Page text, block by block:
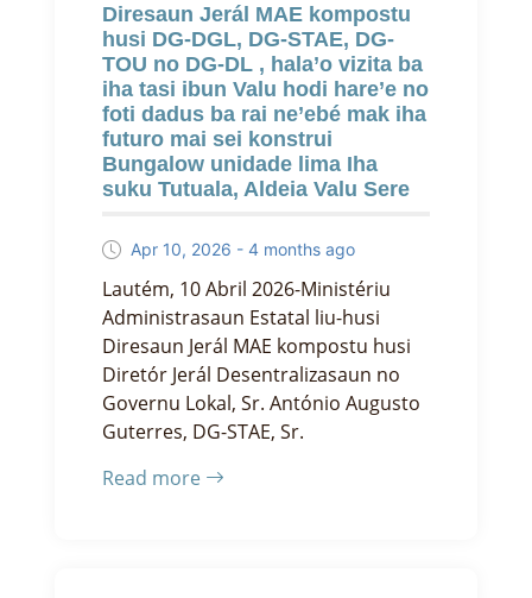
Diresaun Jerál MAE kompostu
husi DG-DGL, DG-STAE, DG-
TOU no DG-DL , hala’o vizita ba
iha tasi ibun Valu hodi hare’e no
foti dadus ba rai ne’ebé mak iha
futuro mai sei konstrui
Bungalow unidade lima Iha
suku Tutuala, Aldeia Valu Sere
Apr 10, 2026 - 4 months ago
Lautém, 10 Abril 2026-Ministériu
Administrasaun Estatal liu-husi
Diresaun Jerál MAE kompostu husi
Diretór Jerál Desentralizasaun no
Governu Lokal, Sr. António Augusto
Guterres, DG-STAE, Sr.
Read more